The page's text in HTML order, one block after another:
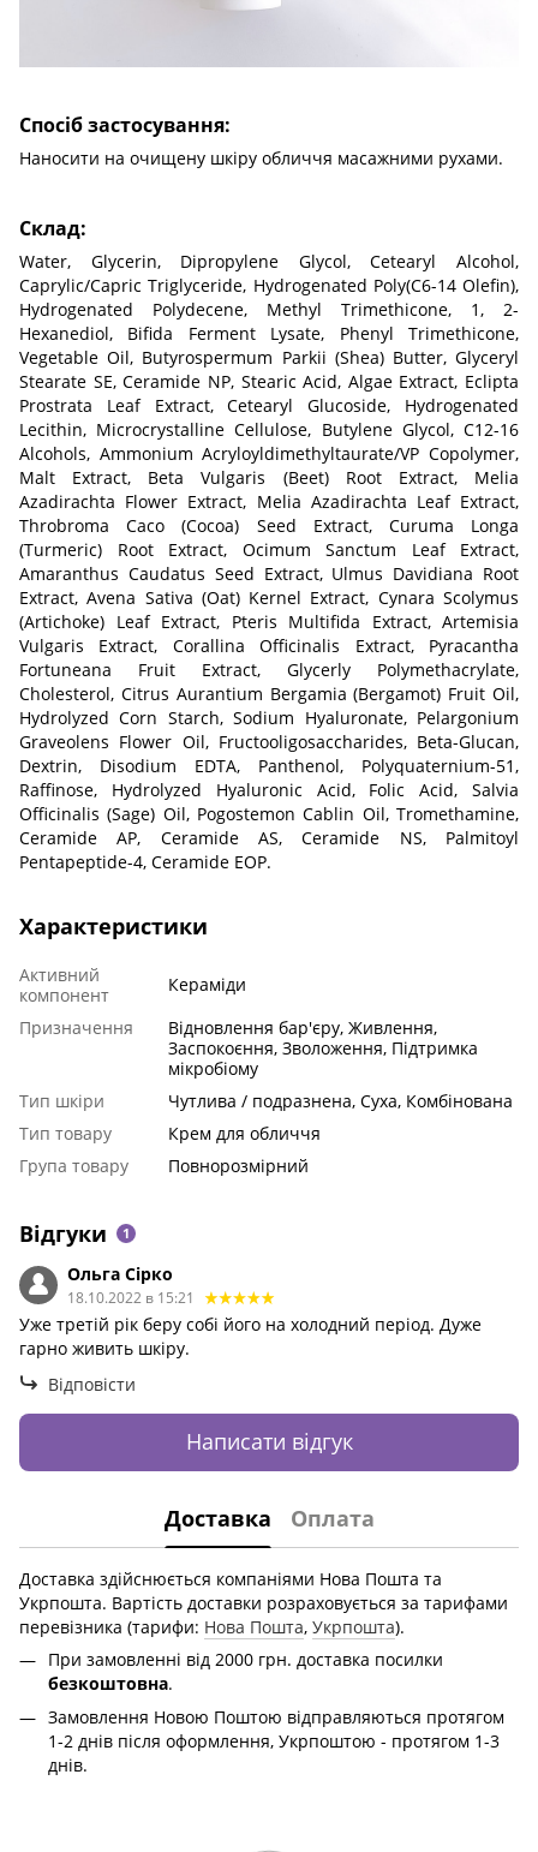
Спосіб застосування:
Наносити на очищену шкіру обличчя масажними рухами.
Склад:
Water, Glycerin, Dipropylene Glycol, Cetearyl Alcohol,
Caprylic/Capric Triglyceride, Hydrogenated Poly(C6-14 Olefin),
Hydrogenated Polydecene, Methyl Trimethicone, 1, 2-
Hexanediol, Bifida Ferment Lysate, Phenyl Trimethicone,
Vegetable Oil, Butyrospermum Parkii (Shea) Butter, Glyceryl
Stearate SE, Ceramide NP, Stearic Acid, Algae Extract, Eclipta
Prostrata Leaf Extract, Cetearyl Glucoside, Hydrogenated
Lecithin, Microcrystalline Cellulose, Butylene Glycol, C12-16
Alcohols, Ammonium Acryloyldimethyltaurate/VP Copolymer,
Malt Extract, Beta Vulgaris (Beet) Root Extract, Melia
Azadirachta Flower Extract, Melia Azadirachta Leaf Extract,
Throbroma Caco (Cocoa) Seed Extract, Curuma Longa
(Turmeric) Root Extract, Ocimum Sanctum Leaf Extract,
Amaranthus Caudatus Seed Extract, Ulmus Davidiana Root
Extract, Avena Sativa (Oat) Kernel Extract, Cynara Scolymus
(Artichoke) Leaf Extract, Pteris Multifida Extract, Artemisia
Vulgaris Extract, Corallina Officinalis Extract, Pyracantha
Fortuneana Fruit Extract, Glycerly Polymethacrylate,
Cholesterol, Citrus Aurantium Bergamia (Bergamot) Fruit Oil,
Hydrolyzed Corn Starch, Sodium Hyaluronate, Pelargonium
Graveolens Flower Oil, Fructooligosaccharides, Beta-Glucan,
Dextrin, Disodium EDTA, Panthenol, Polyquaternium-51,
Raffinose, Hydrolyzed Hyaluronic Acid, Folic Acid, Salvia
Officinalis (Sage) Oil, Pogostemon Cablin Oil, Tromethamine,
Ceramide AP, Ceramide AS, Ceramide NS, Palmitoyl
Pentapeptide-4, Ceramide EOP.
Характеристики
Активний
компонент
Кераміди
Призначення
Відновлення бар'єру, Живлення,
Заспокоєння, Зволоження, Підтримка
мікробіому
Тип шкіри
Чутлива / подразнена, Суха, Комбінована
Тип товару
Крем для обличчя
Група товару
Повнорозмірний
Відгуки 1
Ольга Сірко
18.10.2022 в 15:21
Уже третій рік беру собі його на холодний період. Дуже
гарно живить шкіру.
Відповісти
Написати відгук
Доставка Оплата
Доставка здійснюється компаніями Нова Пошта та
Укрпошта. Вартість доставки розраховується за тарифами
перевізника (тарифи: Нова Пошта, Укрпошта).
При замовленні від 2000 грн. доставка посилки
безкоштовна.
Замовлення Новою Поштою відправляються протягом
1-2 днів після оформлення, Укрпоштою - протягом 1-3
днів.